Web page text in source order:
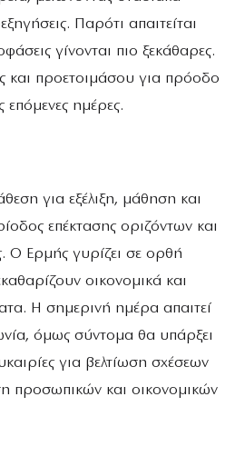
Παρότι απαιτείται
γίνονται πιο ξεκάθαρες.
και προετοιμάσου για πρόοδο
επόμενες ημέρες.
για εξέλιξη, μάθηση και
επέκτασης οριζόντων και
Ο Ερμής γυρίζει σε ορθή
οικονομικά και
Η σημερινή ημέρα απαιτεί
όμως σύντομα θα υπάρξει
για βελτίωση σχέσεων
προσωπικών και οικονομικών